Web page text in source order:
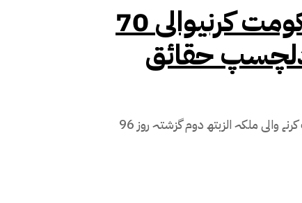
70 برس تک تختِ برطانیہ پر حکومت کرنیوالی
دلچسپ حقائق
لندن ( مانیٹرنگ ڈیسک ) 70 برس تک تختِ برطانیہ پر حکومت کرنے والی ملکہ الزبتھ دوم گزشتہ روز 96